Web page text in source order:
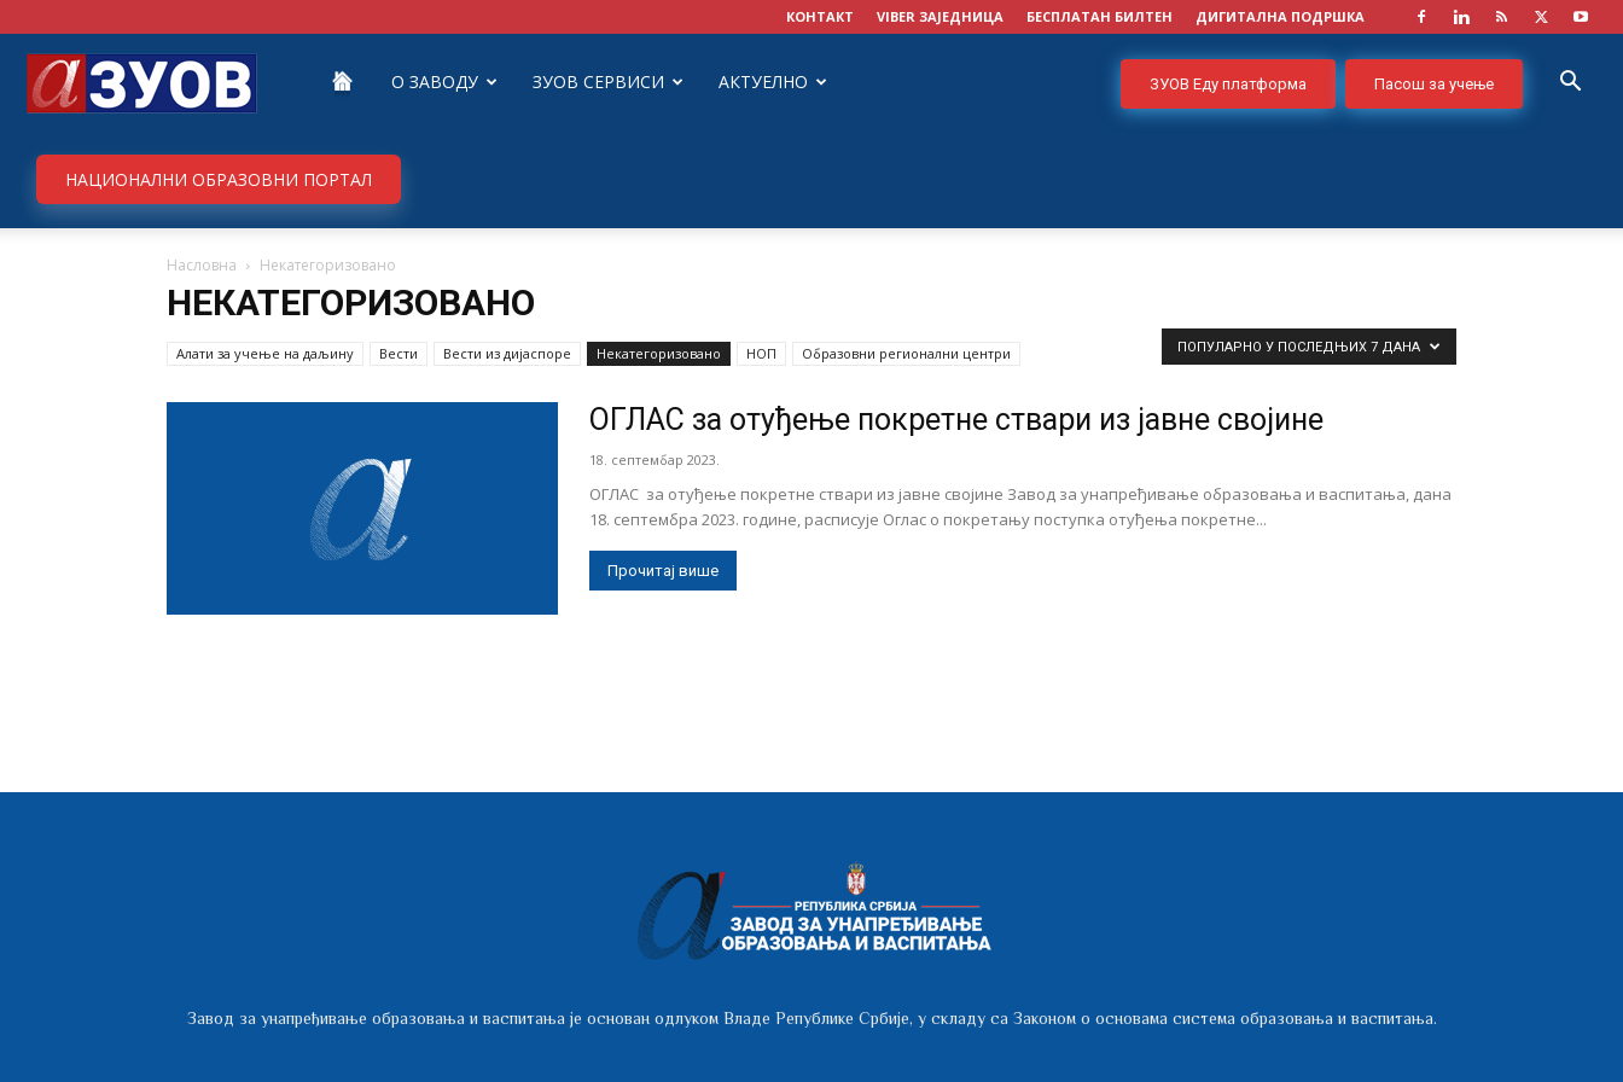
КОНТАКТ VIBER ЗАЈЕДНИЦА БЕСПЛАТАН БИЛТЕН ДИГИТАЛНА ПОДРШКА
ЗУОВ Еду платформа Пасош за учење
за
унапређивање
образовања
васпитања
О ЗАВОДУ ЗУОВ СЕРВИСИ АКТУЕЛНО
НАЦИОНАЛНИ ОБРАЗОВНИ ПОРТАЛ
Насловна Некатегоризовано
НЕКАТЕГОРИЗОВАНО
Алати за учење на даљину Вести Вести из дијаспоре Некатегоризовано НОП Образовни регионални центри ПОПУЛАРНО У ПОСЛЕДЊИХ 7 ДАНА
ОГЛАС за отуђење покретне ствари из јавне својине
18. септембар 2023.
ОГЛАС за отуђење покретне ствари из јавне својине Завод за унапређивање образовања и васпитања, дана
18. септембра 2023. године, расписује Оглас о покретању поступка отуђења покретне...
Прочитај више
Завод за унапређивање образовања и васпитања је основан одлуком Владе Републике Србије, у складу са Законом о основама система образовања и васпитања.